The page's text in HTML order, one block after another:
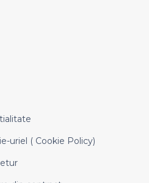
uriel ( Cookie Policy)